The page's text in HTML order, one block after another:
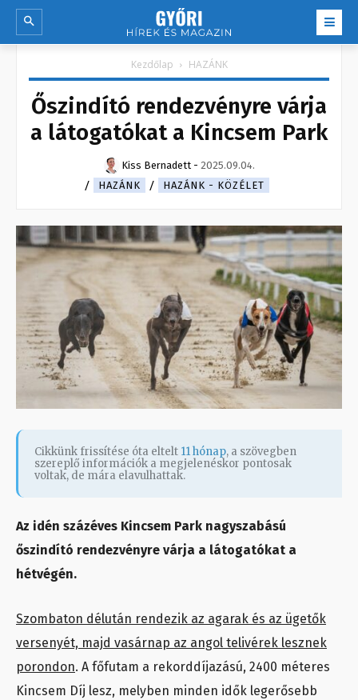
Kezdőlap HAZÁNK
Őszindító rendezvényre várja
a látogatókat a Kincsem Park
Kiss Bernadett - 2025.09.04.
HAZÁNK
HAZÁNK - KÖZÉLET
Cikkünk frissítése óta eltelt 11 hónap, a szövegben
szereplő információk a megjelenéskor pontosak
voltak, de mára elavulhattak.
Az idén százéves Kincsem Park nagyszabású
őszindító rendezvényre várja a látogatókat a
hétvégén.
Szombaton délután rendezik az agarak és az ügetők
versenyét, majd vasárnap az angol telivérek lesznek
porondon. A főfutam a rekorddíjazású, 2400 méteres
Kincsem Díj lesz, melyben minden idők legerősebb